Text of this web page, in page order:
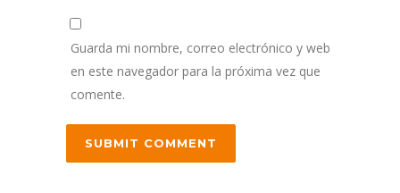
Guarda mi nombre, correo electrónico y web
en este navegador para la próxima vez que
comente.